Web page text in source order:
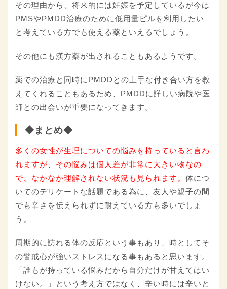
その理由から、将来的には妊娠を予定しているが今は
PMSやPMDD治療のために低用量ピルを利用したい
と考えている方でも使える薬といえるでしょう。
その他にも漢方薬が出されることもあるようです。
薬での治療と同時にPMDDとの上手な付き合い方を教
えてくれることもあるため、PMDDに詳しい病院や医
師との出会いが重要になってきます。
◆まとめ◆
多くの女性が生理についての悩みを持っていると言わ
れますが、その悩みは個人差が非常に大きい物なの
で、なかなか理解されない状況も見られます。 体につ
いてのデリケートな話題である為に、友人や親子の間
でも辛さを伝えられずに耐えている方も多いでしょ
う。
周期的に訪れる体の反応という事もあり、時としてそ
の警戒心が強いストレスになる事もあると思います。
「誰もが持っている悩みだから自分だけが甘えてはい
けない。」という考え方ではなく、辛い時には辛いと